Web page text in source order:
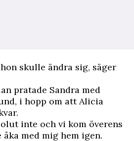
skulle ändra sig, säger
pratade Sandra med
i hopp om att Alicia
inte och vi kom överens
med mig hem igen.